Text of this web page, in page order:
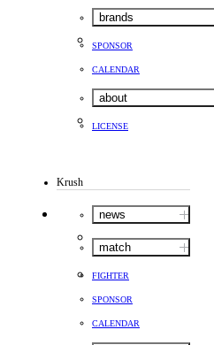
brands
SPONSOR
CALENDAR
about
LICENSE
Krush
news
match
FIGHTER
SPONSOR
CALENDAR